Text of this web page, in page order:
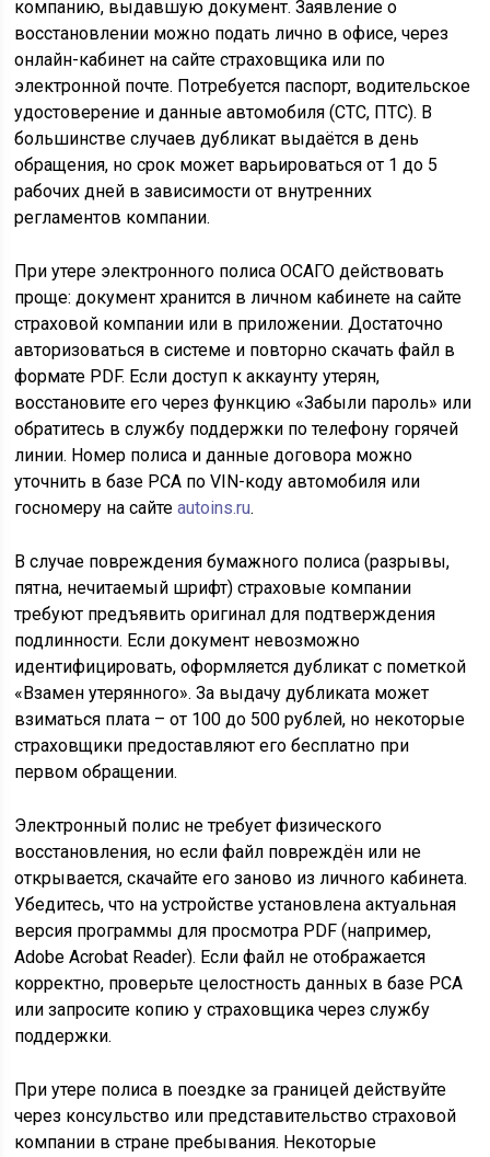
компанию, выдавшую документ. Заявление о
восстановлении можно подать лично в офисе, через
онлайн-кабинет на сайте страховщика или по
электронной почте. Потребуется паспорт, водительское
удостоверение и данные автомобиля (СТС, ПТС). В
большинстве случаев дубликат выдаётся в день
обращения, но срок может варьироваться от 1 до 5
рабочих дней в зависимости от внутренних
регламентов компании.
При утере электронного полиса ОСАГО действовать
проще: документ хранится в личном кабинете на сайте
страховой компании или в приложении. Достаточно
авторизоваться в системе и повторно скачать файл в
формате PDF. Если доступ к аккаунту утерян,
восстановите его через функцию «Забыли пароль» или
обратитесь в службу поддержки по телефону горячей
линии. Номер полиса и данные договора можно
уточнить в базе РСА по VIN-коду автомобиля или
госномеру на сайтеautoins.ru.
В случае повреждения бумажного полиса (разрывы,
пятна, нечитаемый шрифт) страховые компании
требуют предъявить оригинал для подтверждения
подлинности. Если документ невозможно
идентифицировать, оформляется дубликат с пометкой
«Взамен утерянного». За выдачу дубликата может
взиматься плата – от 100 до 500 рублей, но некоторые
страховщики предоставляют его бесплатно при
первом обращении.
Электронный полис не требует физического
восстановления, но если файл повреждён или не
открывается, скачайте его заново из личного кабинета.
Убедитесь, что на устройстве установлена актуальная
версия программы для просмотра PDF (например,
Adobe Acrobat Reader). Если файл не отображается
корректно, проверьте целостность данных в базе РСА
или запросите копию у страховщика через службу
поддержки.
При утере полиса в поездке за границей действуйте
через консульство или представительство страховой
компании в стране пребывания. Некоторые